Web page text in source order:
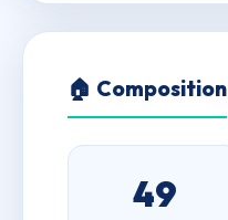
🏠 Composition
49